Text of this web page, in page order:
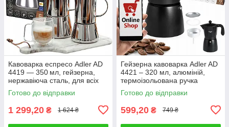
Кавоварка еспресо Adler AD
4419 — 350 мл, гейзерна,
нержавіюча сталь, для всіх
типів плит
Готово до відправки
1 299,20 ₴ 1 624 ₴
Гейзерна кавоварка Adler AD
4421 – 320 мл, алюміній,
термоізольована ручка
Готово до відправки
599,20 ₴ 749 ₴